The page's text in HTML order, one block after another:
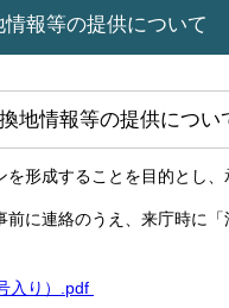
報等の提供について
地情報等の提供につい
形成することを目的とし
に連絡のうえ、来庁時に
入り）.pdf